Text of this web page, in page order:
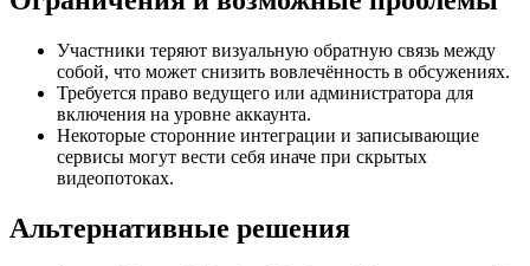
Участники теряют визуальную обратную связь между
собой, что может снизить вовлечённость в обсужениях.
Требуется право ведущего или администратора для
включения на уровне аккаунта.
Некоторые сторонние интеграции и записывающие
сервисы могут вести себя иначе при скрытых
видеопотоках.
Альтернативные решения